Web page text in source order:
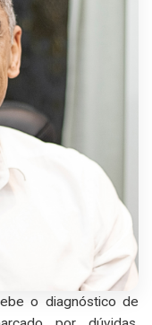
o diagnóstico de